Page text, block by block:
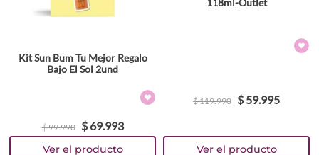
Kit Sun Bum Tu Mejor Regalo
Bajo El Sol 2und
$99.990 $ 69.993
118ml-Outlet
$119.990 $ 59.995